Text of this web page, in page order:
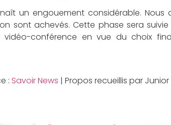
un engouement considérable. Nous
sont achevés. Cette phase sera
vidéo-conférence en vue du choix
: Savoir News | Propos recueillis par Junior